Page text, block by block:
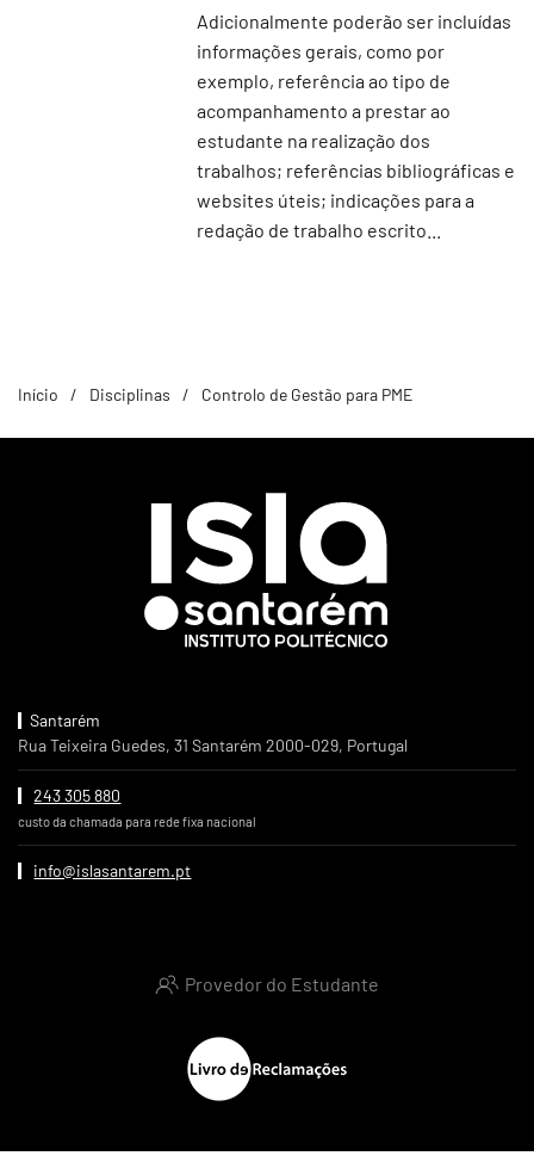
Adicionalmente poderão ser incluídas
informações gerais, como por
exemplo, referência ao tipo de
acompanhamento a prestar ao
estudante na realização dos
trabalhos; referências bibliográficas e
websites úteis; indicações para a
redação de trabalho escrito...
Início Disciplinas Controlo de Gestão para PME
Santarém
Rua Teixeira Guedes, 31 Santarém 2000-029, Portugal
243 305 880
custo da chamada para rede fixa nacional
info@islasantarem.pt
Provedor do Estudante